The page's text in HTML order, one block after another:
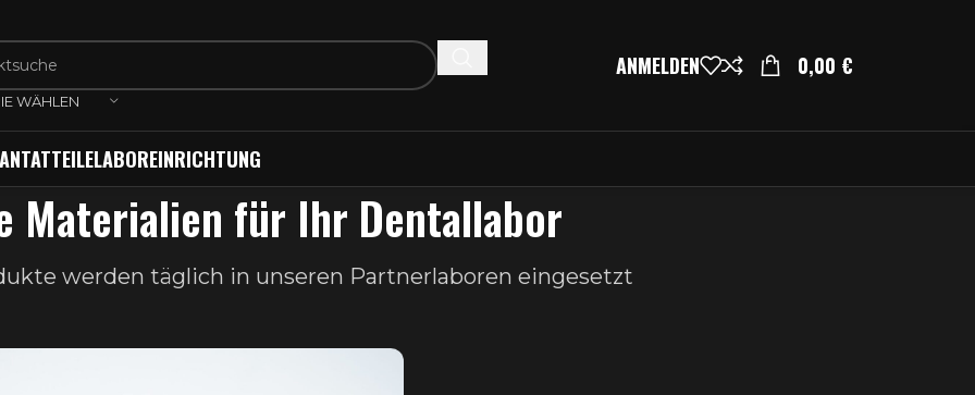
WÄHLEN
ANMELDEN 0,00 €
LABOREINRICHTUNG
Materialien für Ihr Dentallabor
werden täglich in unseren Partnerlaboren eingesetzt